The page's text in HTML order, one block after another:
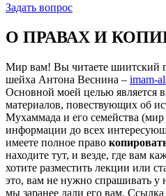
Задать вопрос
О ПРАВАХ И
Мир вам! Вы читаете шиитский
шейха Антона Веснина – imam-
Основной моей целью является
материалов, повествующих об
Мухаммада и его семейства
информации до всех
имеете полное право
находите тут, и везде, где вам
хотите разместить лекции или
это, вам не нужно спрашивать у
мы заранее дали его вам.